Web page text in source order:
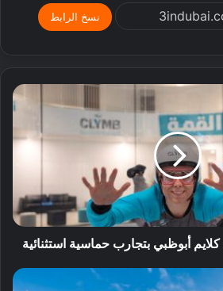
نسخ الرابط
أبوظبي بتجارب حماسية استثنائية